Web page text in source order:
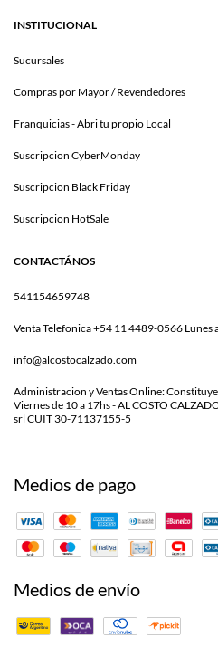
INSTITUCIONAL
Sucursales
Compras por Mayor / Revendedores
Franquicias - Abri tu propio Local
Suscripcion CyberMonday
Suscripcion Black Friday
Suscripcion HotSale
CONTACTÁNOS
541154659748
Venta Telefonica +54 11 4489-0566 Lunes
info@alcostocalzado.com
Administracion y Ventas Online:
Viernes de 10 a 17hs - AL COSTO
srl CUIT 30-71137155-5
Medios de pago
Medios de envío